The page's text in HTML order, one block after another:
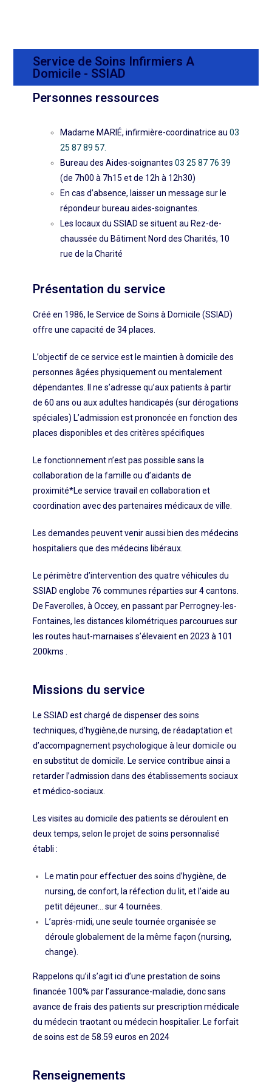
Service de Soins Infirmiers A
Domicile - SSIAD
Personnes ressources
Madame MARIÉ, infirmière-coordinatrice au 03
25 87 89 57.
Bureau des Aides-soignantes 03 25 87 76 39
(de 7h00 à 7h15 et de 12h à 12h30)
En cas d’absence, laisser un message sur le
répondeur bureau aides-soignantes.
Les locaux du SSIAD se situent au Rez-de-
chaussée du Bâtiment Nord des Charités, 10
rue de la Charité
Présentation du service
Créé en 1986, le Service de Soins à Domicile (SSIAD)
offre une capacité de 34 places.
L’objectif de ce service est le maintien à domicile des
personnes âgées physiquement ou mentalement
dépendantes. Il ne s’adresse qu’aux patients à partir
de 60 ans ou aux adultes handicapés (sur dérogations
spéciales) L’admission est prononcée en fonction des
places disponibles et des critères spécifiques
Le fonctionnement n’est pas possible sans la
collaboration de la famille ou d’aidants de
proximité*Le service travail en collaboration et
coordination avec des partenaires médicaux de ville.
Les demandes peuvent venir aussi bien des médecins
hospitaliers que des médecins libéraux.
Le périmètre d’intervention des quatre véhicules du
SSIAD englobe 76 communes réparties sur 4 cantons.
De Faverolles, à Occey, en passant par Perrogney-les-
Fontaines, les distances kilométriques parcourues sur
les routes haut-marnaises s’élevaient en 2023 à 101
200kms .
Missions du service
Le SSIAD est chargé de dispenser des soins
techniques, d’hygiène,de nursing, de réadaptation et
d’accompagnement psychologique à leur domicile ou
en substitut de domicile. Le service contribue ainsi a
retarder l’admission dans des établissements sociaux
et médico-sociaux.
Les visites au domicile des patients se déroulent en
deux temps, selon le projet de soins personnalisé
établi :
Le matin pour effectuer des soins d’hygiène, de
nursing, de confort, la réfection du lit, et l’aide au
petit déjeuner… sur 4 tournées.
L’après-midi, une seule tournée organisée se
déroule globalement de la même façon (nursing,
change).
Rappelons qu’il s’agit ici d’une prestation de soins
financée 100% par l’assurance-maladie, donc sans
avance de frais des patients sur prescription médicale
du médecin traotant ou médecin hospitalier. Le forfait
de soins est de 58.59 euros en 2024
Renseignements